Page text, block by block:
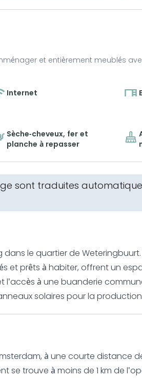
et entièrement meublés
Internet
Sèche-cheveux, fer et
planche à repasser
sont traduites
le quartier de
et prêts à habiter, offrent un
l'accès à une buanderie
et le rafraîchissement par le sol
de l'air et l'acoustique, et sont
dispose d'un
à une courte distance
se trouve à moins de 1 km de